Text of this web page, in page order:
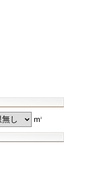
m2